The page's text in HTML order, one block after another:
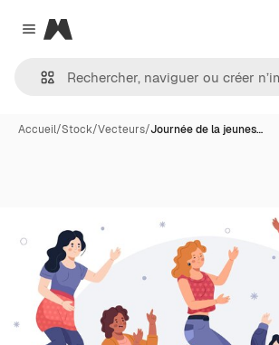
Close menu
Magnific
Accueil/Stock/Vecteurs/Journée de la jeunes…